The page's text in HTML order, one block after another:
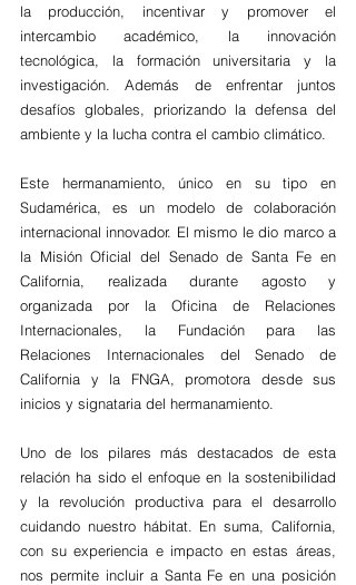
la producción, incentivar y promover el
intercambio académico, la innovación
tecnológica, la formación universitaria y la
investigación. Además de enfrentar juntos
desafíos globales, priorizando la defensa del
ambiente y la lucha contra el cambio climático.
Este hermanamiento, único en su tipo en
Sudamérica, es un modelo de colaboración
internacional innovador. El mismo le dio marco a
la Misión Oficial del Senado de Santa Fe en
California, realizada durante agosto y
organizada por la Oficina de Relaciones
Internacionales, la Fundación para las
Relaciones Internacionales del Senado de
California y la FNGA, promotora desde sus
inicios y signataria del hermanamiento.
Uno de los pilares más destacados de esta
relación ha sido el enfoque en la sostenibilidad
y la revolución productiva para el desarrollo
cuidando nuestro hábitat. En suma, California,
con su experiencia e impacto en estas áreas,
nos permite incluir a Santa Fe en una posición